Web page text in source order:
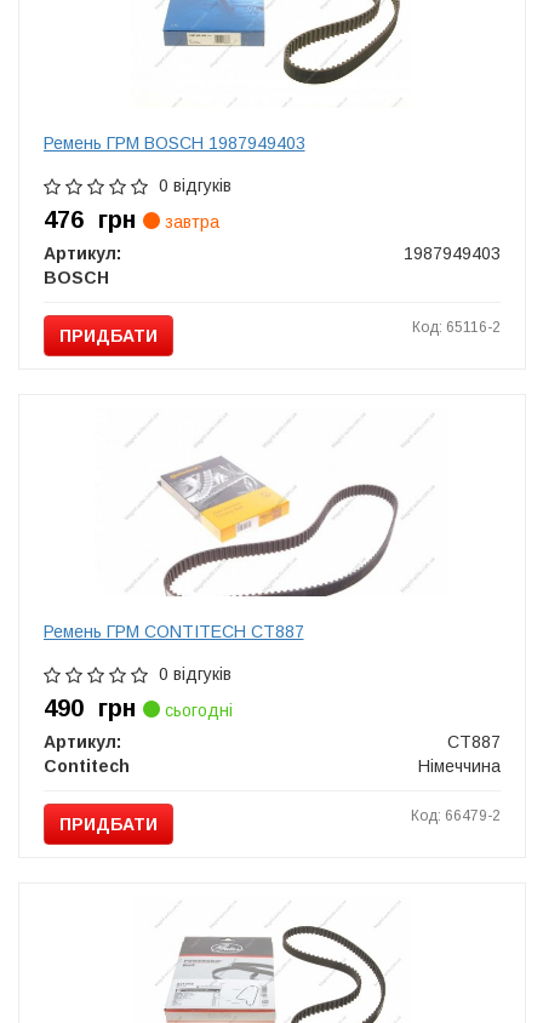
Ремень ГРМ BOSCH 1987949403
0 відгуків
476 грн
завтра
Артикул:
1987949403
BOSCH
ПРИДБАТИ Код: 65116-2
Ремень ГРМ CONTITECH CT887
0 відгуків
490 грн
сьогодні
Артикул:
CT887
Contitech
Німеччина
ПРИДБАТИ Код: 66479-2